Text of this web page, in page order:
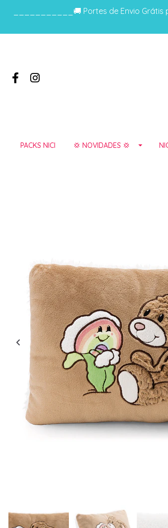
___________🚚 Portes de Envio
PACKS NICI 💢 NOVIDADES 💢